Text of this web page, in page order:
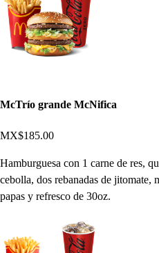
McTrío grande McNifica
MX$185.00
Hamburguesa con 1 carne de res,
cebolla, dos rebanadas de jitomate,
papas y refresco de 30oz.